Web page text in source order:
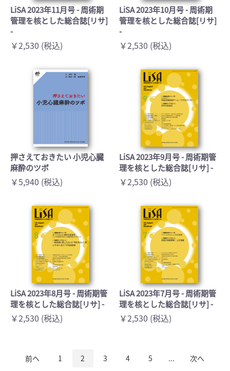
LiSA 2023年11月号 - 周術期
管理を核とした総合誌[リサ]
-
￥2,530 (税込)
LiSA 2023年10月号 - 周術期
管理を核とした総合誌[リサ]
-
￥2,530 (税込)
押さえておきたい 小児心臓
麻酔のツボ
￥5,940 (税込)
LiSA 2023年9月号 - 周術期管
理を核とした総合誌[リサ] -
￥2,530 (税込)
LiSA 2023年8月号 - 周術期管
理を核とした総合誌[リサ] -
￥2,530 (税込)
LiSA 2023年7月号 - 周術期管
理を核とした総合誌[リサ] -
￥2,530 (税込)
前へ 1 2 3 4 5 ...
次へ